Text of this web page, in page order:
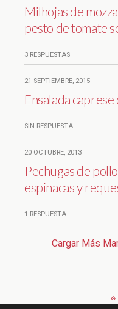
Milhojas de
pesto de tomate
3 RESPUESTAS
21 SEPTIEMBRE, 2015
Ensalada caprese
SIN RESPUESTA
20 OCTUBRE, 2013
Pechugas de
espinacas y
1 RESPUESTA
Cargar Más